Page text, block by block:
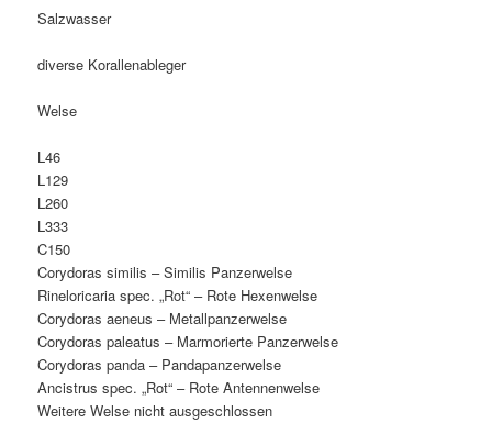
Salzwasser
diverse Korallenableger
Welse
L46
L129
L260
L333
C150
Corydoras similis – Similis Panzerwelse
Rineloricaria spec. „Rot“ – Rote Hexenwelse
Corydoras aeneus – Metallpanzerwelse
Corydoras paleatus – Marmorierte Panzerwelse
Corydoras panda – Pandapanzerwelse
Ancistrus spec. „Rot“ – Rote Antennenwelse
Weitere Welse nicht ausgeschlossen